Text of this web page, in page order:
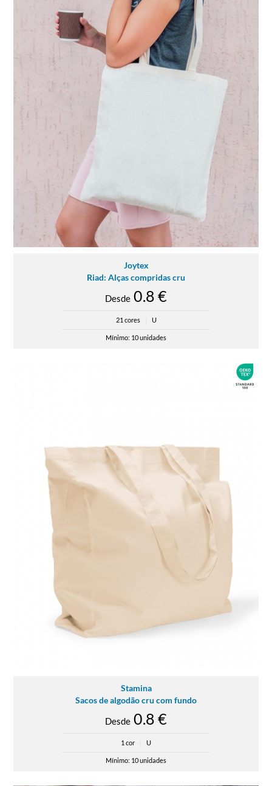
Joytex
Riad: Alças compridas cru
Desde 0.8 €
21 cores U
Mínimo: 10 unidades
Stamina
Sacos de algodão cru com fundo
Desde 0.8 €
1 cor U
Mínimo: 10 unidades